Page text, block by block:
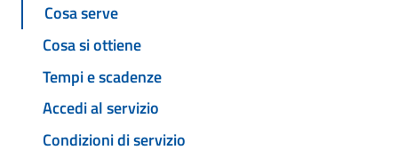
Cosa serve
Cosa si ottiene
Tempi e scadenze
Accedi al servizio
Condizioni di servizio